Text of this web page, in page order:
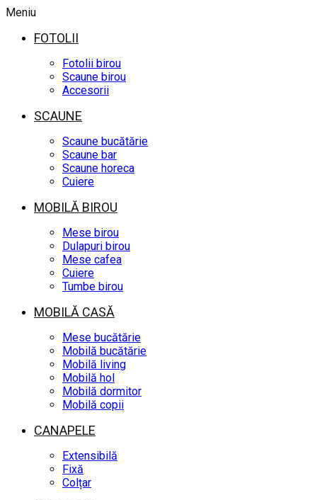
Meniu
FOTOLII
Fotolii birou
Scaune birou
Accesorii
SCAUNE
Scaune bucătărie
Scaune bar
Scaune horeca
Cuiere
MOBILĂ BIROU
Mese birou
Dulapuri birou
Mese cafea
Cuiere
Tumbe birou
MOBILĂ CASĂ
Mese bucătărie
Mobilă bucătărie
Mobilă living
Mobilă hol
Mobilă dormitor
Mobilă copii
CANAPELE
Extensibilă
Fixă
Colțar